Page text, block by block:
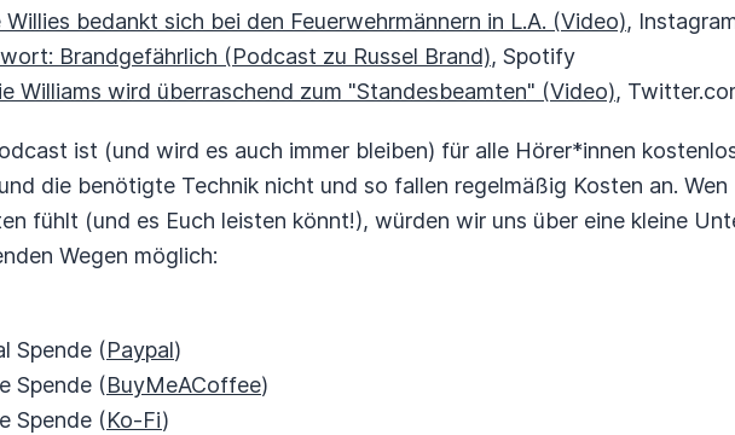
Willies bedankt sich bei den Feuerwehrmännern in L.A. (Video),
Brandgefährlich (Podcast zu Russel Brand), Spotify
Williams wird überraschend zum "Standesbeamten" (Video),
ist (und wird es auch immer bleiben) für alle Hörer*innen
die benötigte Technik nicht und so fallen regelmäßig Kosten an.
fühlt (und es Euch leisten könnt!), würden wir uns über eine kleine
Wegen möglich:
Spende (Paypal)
Spende (BuyMeACoffee)
Spende (Ko-Fi)